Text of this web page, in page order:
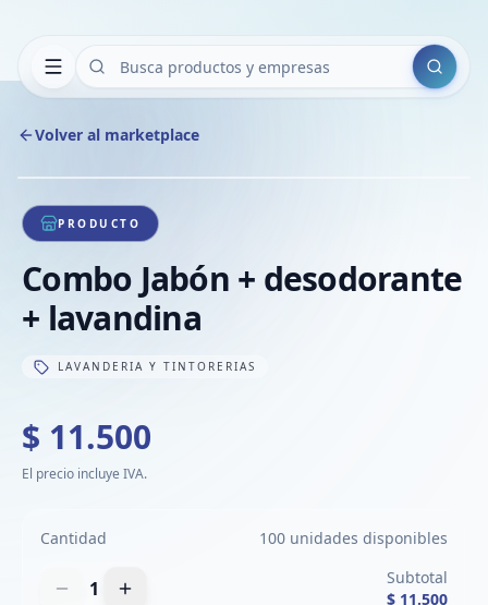
Buscar
Volver al marketplace
1/1
PRODUCTO
Combo Jabón + desodorante
+ lavandina
LAVANDERIA Y TINTORERIAS
$ 11.500
El precio incluye IVA.
Cantidad 100 unidades disponibles
1
Subtotal
$ 11.500